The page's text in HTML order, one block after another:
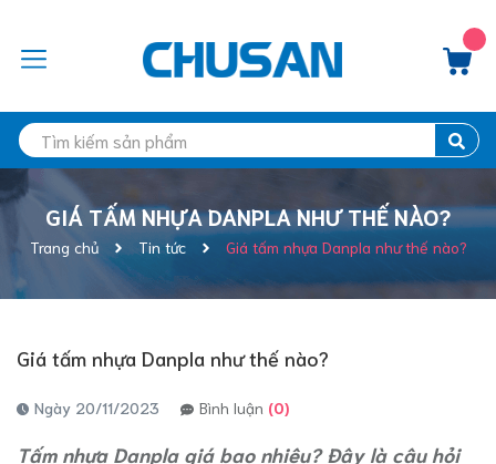
GIÁ TẤM NHỰA DANPLA NHƯ THẾ NÀO?
Trang chủ Tin tức Giá tấm nhựa Danpla như thế nào?
Giá tấm nhựa Danpla như thế nào?
Ngày 20/11/2023 Bình luận (0)
Tấm nhựa Danpla giá bao nhiêu? Đây là câu hỏi